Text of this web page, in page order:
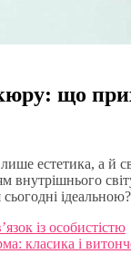
що
естетика, а й
внутрішнього
сьогодні
із особистістю
класика і